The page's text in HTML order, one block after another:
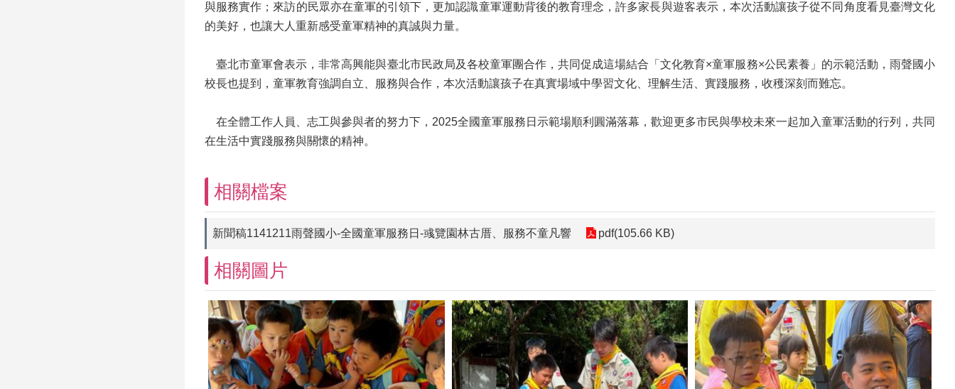
與服務實作；來訪的民眾亦在童軍的引領下，更加認識童軍運動背後的教育理念，許多家長與遊客表示，本次活動讓孩子從不同角度看見臺灣文化
的美好，也讓大人重新感受童軍精神的真誠與力量。
臺北市童軍會表示，非常高興能與臺北市民政局及各校童軍團合作，共同促成這場結合「文化教育×童軍服務×公民素養」的示範活動，雨聲國小
校長也提到，童軍教育強調自立、服務與合作，本次活動讓孩子在真實場域中學習文化、理解生活、實踐服務，收穫深刻而難忘。
在全體工作人員、志工與參與者的努力下，2025全國童軍服務日示範場順利圓滿落幕，歡迎更多市民與學校未來一起加入童軍活動的行列，共同
在生活中實踐服務與關懷的精神。
相關檔案
新聞稿1141211雨聲國小-全國童軍服務日-彧覽園林古厝、服務不童凡響 pdf(105.66 KB)
相關圖片